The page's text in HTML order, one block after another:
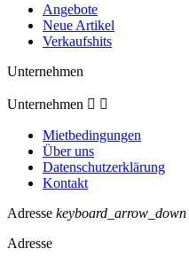
Angebote
Neue Artikel
Verkaufshits
Unternehmen
Unternehmen  
Mietbedingungen
Über uns
Datenschutzerklärung
Kontakt
Adresse keyboard_arrow_down
Adresse